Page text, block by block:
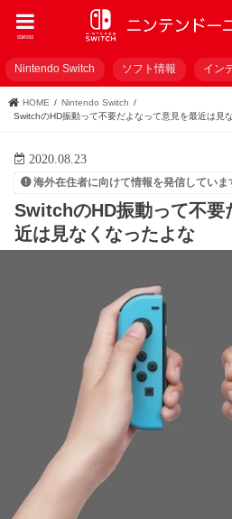
menu
Nintendo Switch ソフト情報 イン
HOME
Nintendo Switch
SwitchのHD振動って不要だよなって意見を最近は見
2020.08.23
海外在住者に向けて情報を発信していま
SwitchのHD振動って不要
近は見なくなったよな